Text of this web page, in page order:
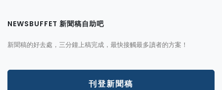
NEWSBUFFET 新聞稿自助吧
新聞稿的好去處，三分鐘上稿完成，最快接觸最多讀者的方案！
刊登新聞稿